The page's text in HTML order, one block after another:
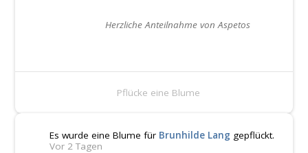
Herzliche Anteilnahme von Aspetos
Pflücke eine Blume
Es wurde eine Blume für Brunhilde Lang gepflückt.
Vor 2 Tagen